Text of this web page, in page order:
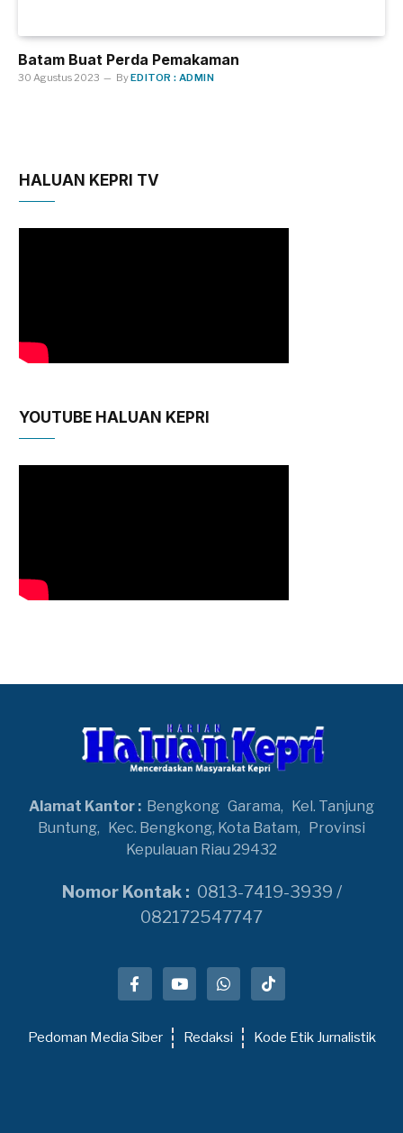
Batam Buat Perda Pemakaman
30 Agustus 2023 ByEDITOR : ADMIN
HALUAN KEPRI TV
YOUTUBE HALUAN KEPRI
Alamat Kantor : Bengkong Garama, Kel. Tanjung
Buntung, Kec. Bengkong, Kota Batam, Provinsi
Kepulauan Riau 29432
Nomor Kontak : 0813-7419-3939 /
082172547747
Pedoman Media Siber Redaksi Kode Etik Jurnalistik